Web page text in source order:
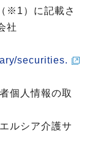
※1）に記載さ
社
securities.
個人情報の取
ルシア介護サ